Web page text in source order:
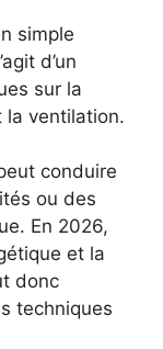
simple
d’un
sur la
la ventilation.
conduire
ou des
En 2026,
et la
donc
techniques